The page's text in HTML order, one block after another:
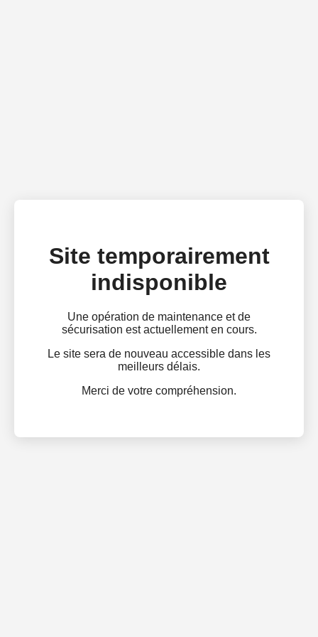
Site temporairement
indisponible
Une opération de maintenance et de
sécurisation est actuellement en cours.
Le site sera de nouveau accessible dans les
meilleurs délais.
Merci de votre compréhension.